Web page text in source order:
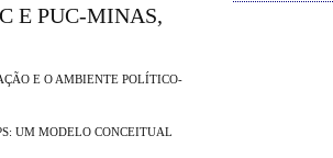
E PUC-MINAS,
E O AMBIENTE POLÍTICO-
UM MODELO CONCEITUAL